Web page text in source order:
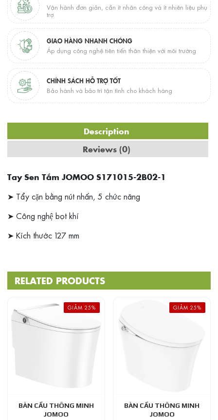
Vận hành đơn giản, cần ít nhân công và ít nhiên liệu phụ
trợ
GIAO HÀNG NHANH CHÓNG
Áp dụng công nghệ tiên tiến thân thiện với môi trường
CHÍNH SÁCH HỖ TRỢ TỐT
Bảo hành và bảo trì tận tình cho khách hàng
Description
Reviews (0)
Tay Sen Tắm JOMOO S171015-2B02-1
➤ Tẩy cặn bằng nút nhấn, 5 chức năng
➤ Công nghệ bọt khí
➤ Kích thước 127 mm
RELATED PRODUCTS
GIẢM 25%
BÀN CẦU THÔNG MINH
JOMOO
GIẢM 25%
BÀN CẦU THÔNG MINH
JOMOO